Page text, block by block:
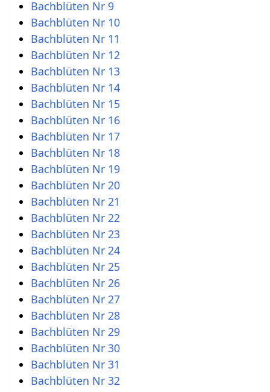
Bachblüten Nr 9
Bachblüten Nr 10
Bachblüten Nr 11
Bachblüten Nr 12
Bachblüten Nr 13
Bachblüten Nr 14
Bachblüten Nr 15
Bachblüten Nr 16
Bachblüten Nr 17
Bachblüten Nr 18
Bachblüten Nr 19
Bachblüten Nr 20
Bachblüten Nr 21
Bachblüten Nr 22
Bachblüten Nr 23
Bachblüten Nr 24
Bachblüten Nr 25
Bachblüten Nr 26
Bachblüten Nr 27
Bachblüten Nr 28
Bachblüten Nr 29
Bachblüten Nr 30
Bachblüten Nr 31
Bachblüten Nr 32